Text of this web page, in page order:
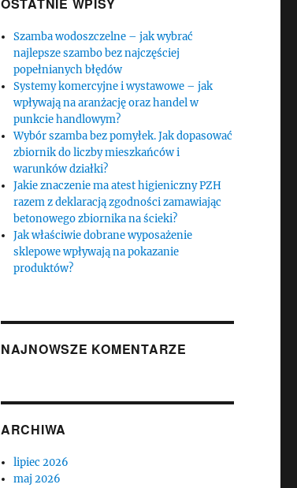
Szamba wodoszczelne – jak wybrać
najlepsze szambo bez najczęściej
popełnianych błędów
Systemy komercyjne i wystawowe – jak
wpływają na aranżację oraz handel w
punkcie handlowym?
Wybór szamba bez pomyłek. Jak dopasować
zbiornik do liczby mieszkańców i
warunków działki?
Jakie znaczenie ma atest higieniczny PZH
razem z deklaracją zgodności zamawiając
betonowego zbiornika na ścieki?
Jak właściwie dobrane wyposażenie
sklepowe wpływają na pokazanie
produktów?
NAJNOWSZE KOMENTARZE
ARCHIWA
lipiec 2026
maj 2026